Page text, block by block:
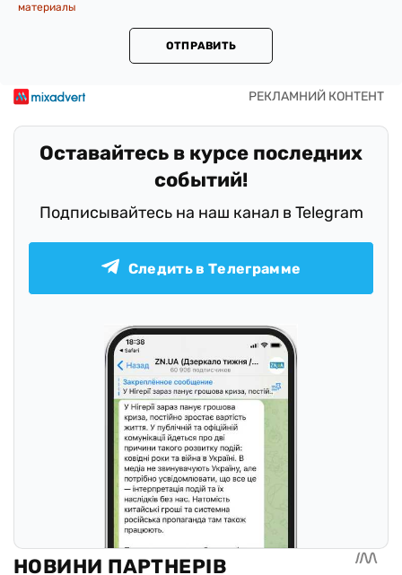
материалы
ОТПРАВИТЬ
Оставайтесь в курсе последних
событий!
Подписывайтесь на наш канал в Telegram
Следить в Телеграмме